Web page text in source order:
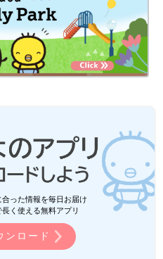
った情報を毎日お届け
く使える無料アプリ
ンロード